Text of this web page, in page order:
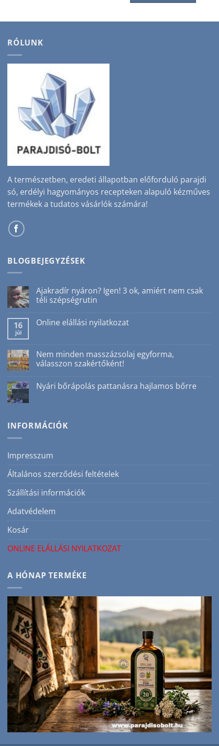
RÓLUNK
A természetben, eredeti állapotban előforduló parajdi
só, erdélyi hagyományos recepteken alapuló kézműves
termékek a tudatos vásárlók számára!
BLOGBEJEGYZÉSEK
Ajakradír nyáron? Igen! 3 ok, amiért nem csak
téli szépségrutin
a(z)
ok,
amiért
nem
szépségrutin
bejegyzéshez
16
júl
Online elállási nyilatkozat
Online
elállási
nyilatkozat
Nem minden masszázsolaj egyforma,
válasszon szakértőként!
a(z)
Nem
szakértőként!
bejegyzéshez
Nyári bőrápolás pattanásra hajlamos bőrre
bőrápolás
pattanásra
INFORMÁCIÓK
Impresszum
Általános szerződési feltételek
Szállítási információk
Adatvédelem
Kosár
ONLINE ELÁLLÁSI NYILATKOZAT
A HÓNAP TERMÉKE